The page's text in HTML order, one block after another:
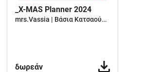
_X-MAS Planner 2024
mrs.Vassia | Βάσια Κατσαούνου
δωρεάν